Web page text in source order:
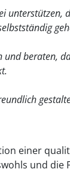
unterstützen,
und beraten,
einer
und die